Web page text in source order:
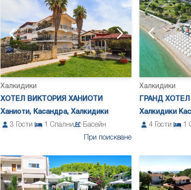
Халкидики
ХОТЕЛ ВИКТОРИЯ ХАНИОТИ
Ханиоти, Касандра, Халкидики
3
Гости Спални
Басейн
При поискване
Халкидики
ГРАНД
Халкидики
4
Гости 1